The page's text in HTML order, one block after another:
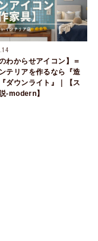
わからせアイコン】＝
テリアを作るなら『造
ダウンライト』｜【ス
-modern】